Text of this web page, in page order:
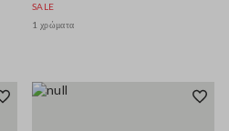
SALE
1 χρώματα